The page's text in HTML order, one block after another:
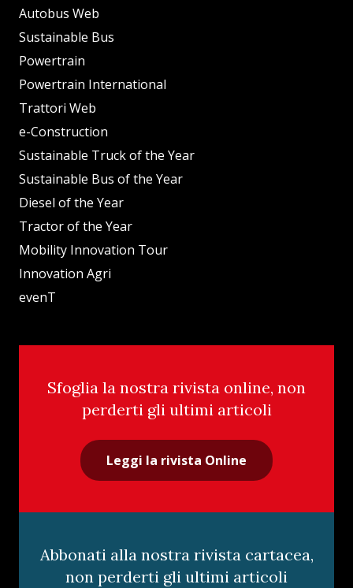
Autobus Web
Sustainable Bus
Powertrain
Powertrain International
Trattori Web
e-Construction
Sustainable Truck of the Year
Sustainable Bus of the Year
Diesel of the Year
Tractor of the Year
Mobility Innovation Tour
Innovation Agri
evenT
Sfoglia la nostra rivista online, non
perderti gli ultimi articoli
Leggi la rivista Online
Abbonati alla nostra rivista cartacea,
non perderti gli ultimi articoli